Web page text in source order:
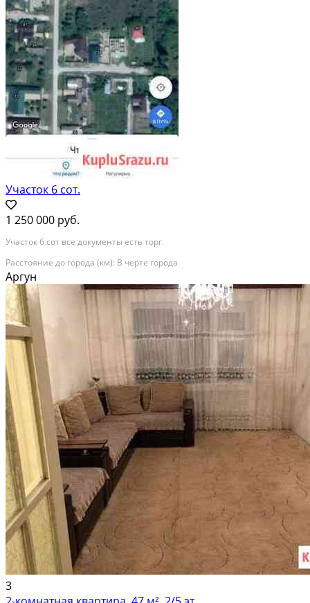
Участок 6 сот.
1 250 000 руб.
Участок 6 сот все документы есть торг.
Расстояние до города (км): В черте города
Аргун
3